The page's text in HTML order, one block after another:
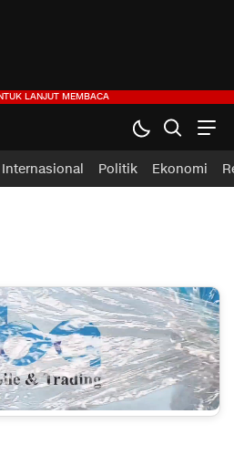
Internasional Politik Ekonomi